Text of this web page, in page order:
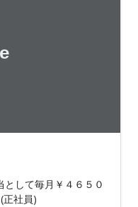
して毎月￥４６５０
正社員)